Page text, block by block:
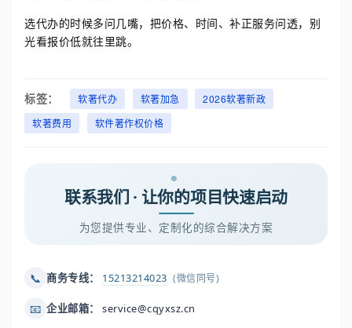
选代办的时候多问几嘴，把价格、时间、补正服务问透，别
光看报价低就往里跳。
标签： 软著代办 软著加急
2026软著新政
软著费用
软件著作权价格
联系我们 · 让你的项目快速启动
为您提供专业、定制化的综合解决方案
📞 商务专线： 15213214023 (微信同号)
📧 企业邮箱： service@cqyxsz.cn